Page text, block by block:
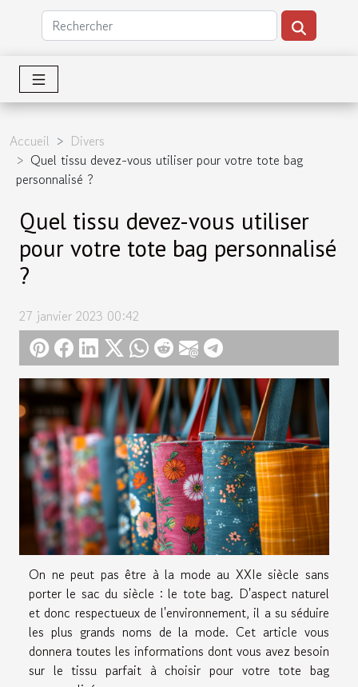
Accueil
Divers
Quel tissu devez-vous utiliser pour votre tote bag
personnalisé ?
Quel tissu devez-vous utiliser
pour votre tote bag personnalisé
?
27 janvier 2023 00:42
On ne peut pas être à la mode au XXIe siècle sans
porter le sac du siècle : le tote bag. D'aspect naturel
et donc respectueux de l'environnement, il a su séduire
les plus grands noms de la mode. Cet article vous
donnera toutes les informations dont vous avez besoin
sur le tissu parfait à choisir pour votre tote bag